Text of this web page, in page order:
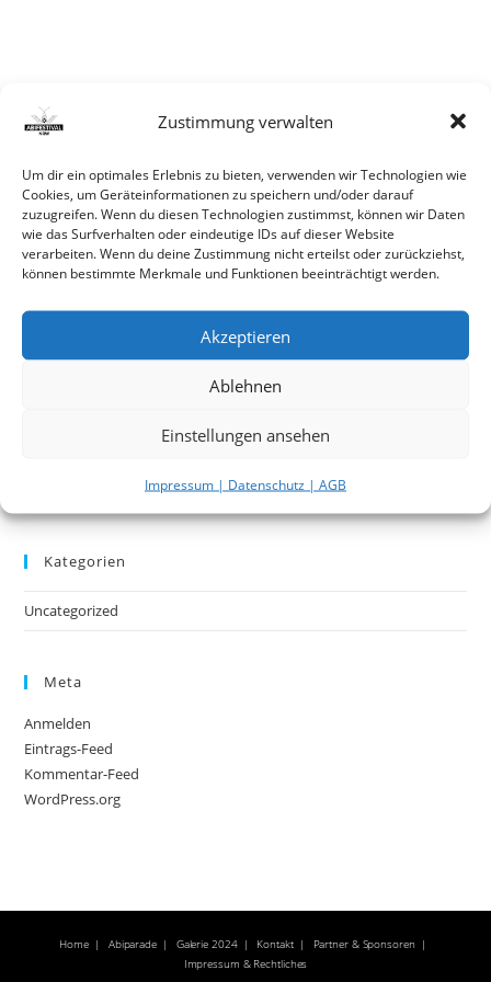
Zustimmung verwalten
Um dir ein optimales Erlebnis zu bieten, verwenden wir Technologien wie
Cookies, um Geräteinformationen zu speichern und/oder darauf
zuzugreifen. Wenn du diesen Technologien zustimmst, können wir Daten
wie das Surfverhalten oder eindeutige IDs auf dieser Website
verarbeiten. Wenn du deine Zustimmung nicht erteilst oder zurückziehst,
können bestimmte Merkmale und Funktionen beeinträchtigt werden.
Akzeptieren
Ablehnen
Einstellungen ansehen
Impressum | Datenschutz | AGB
Neueste Beiträge
Hello world!
Kategorien
Uncategorized
Meta
Anmelden
Eintrags-Feed
Kommentar-Feed
WordPress.org
Home Abiparade Galerie 2024 Kontakt
Partner & Sponsoren
Impressum & Rechtliches